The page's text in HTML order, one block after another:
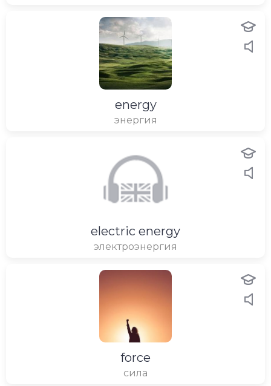
energy
энергия
electric energy
электроэнергия
force
сила